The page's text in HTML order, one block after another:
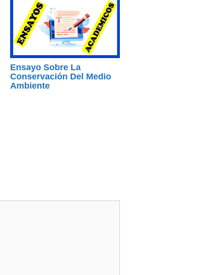
Ensayo Sobre La
Conservación Del Medio
Ambiente